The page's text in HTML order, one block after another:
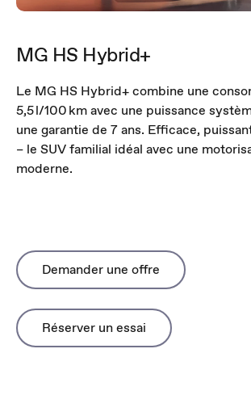
MG HS Hybrid+
Le MG HS Hybrid+ combine une
5,5 l/100 km avec une puissance
une garantie de 7 ans. Efficace,
– le SUV familial idéal avec une
moderne.
Demander une offre
Réserver un essai